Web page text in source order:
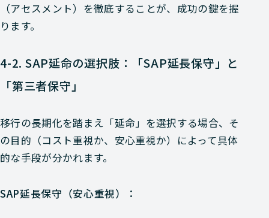
（アセスメント）を徹底することが、成功の鍵を握
ります。
4-2. SAP延命の選択肢：「SAP延長保守」と
「第三者保守」
移行の長期化を踏まえ「延命」を選択する場合、そ
の目的（コスト重視か、安心重視か）によって具体
的な手段が分かれます。
SAP延長保守（安心重視）：